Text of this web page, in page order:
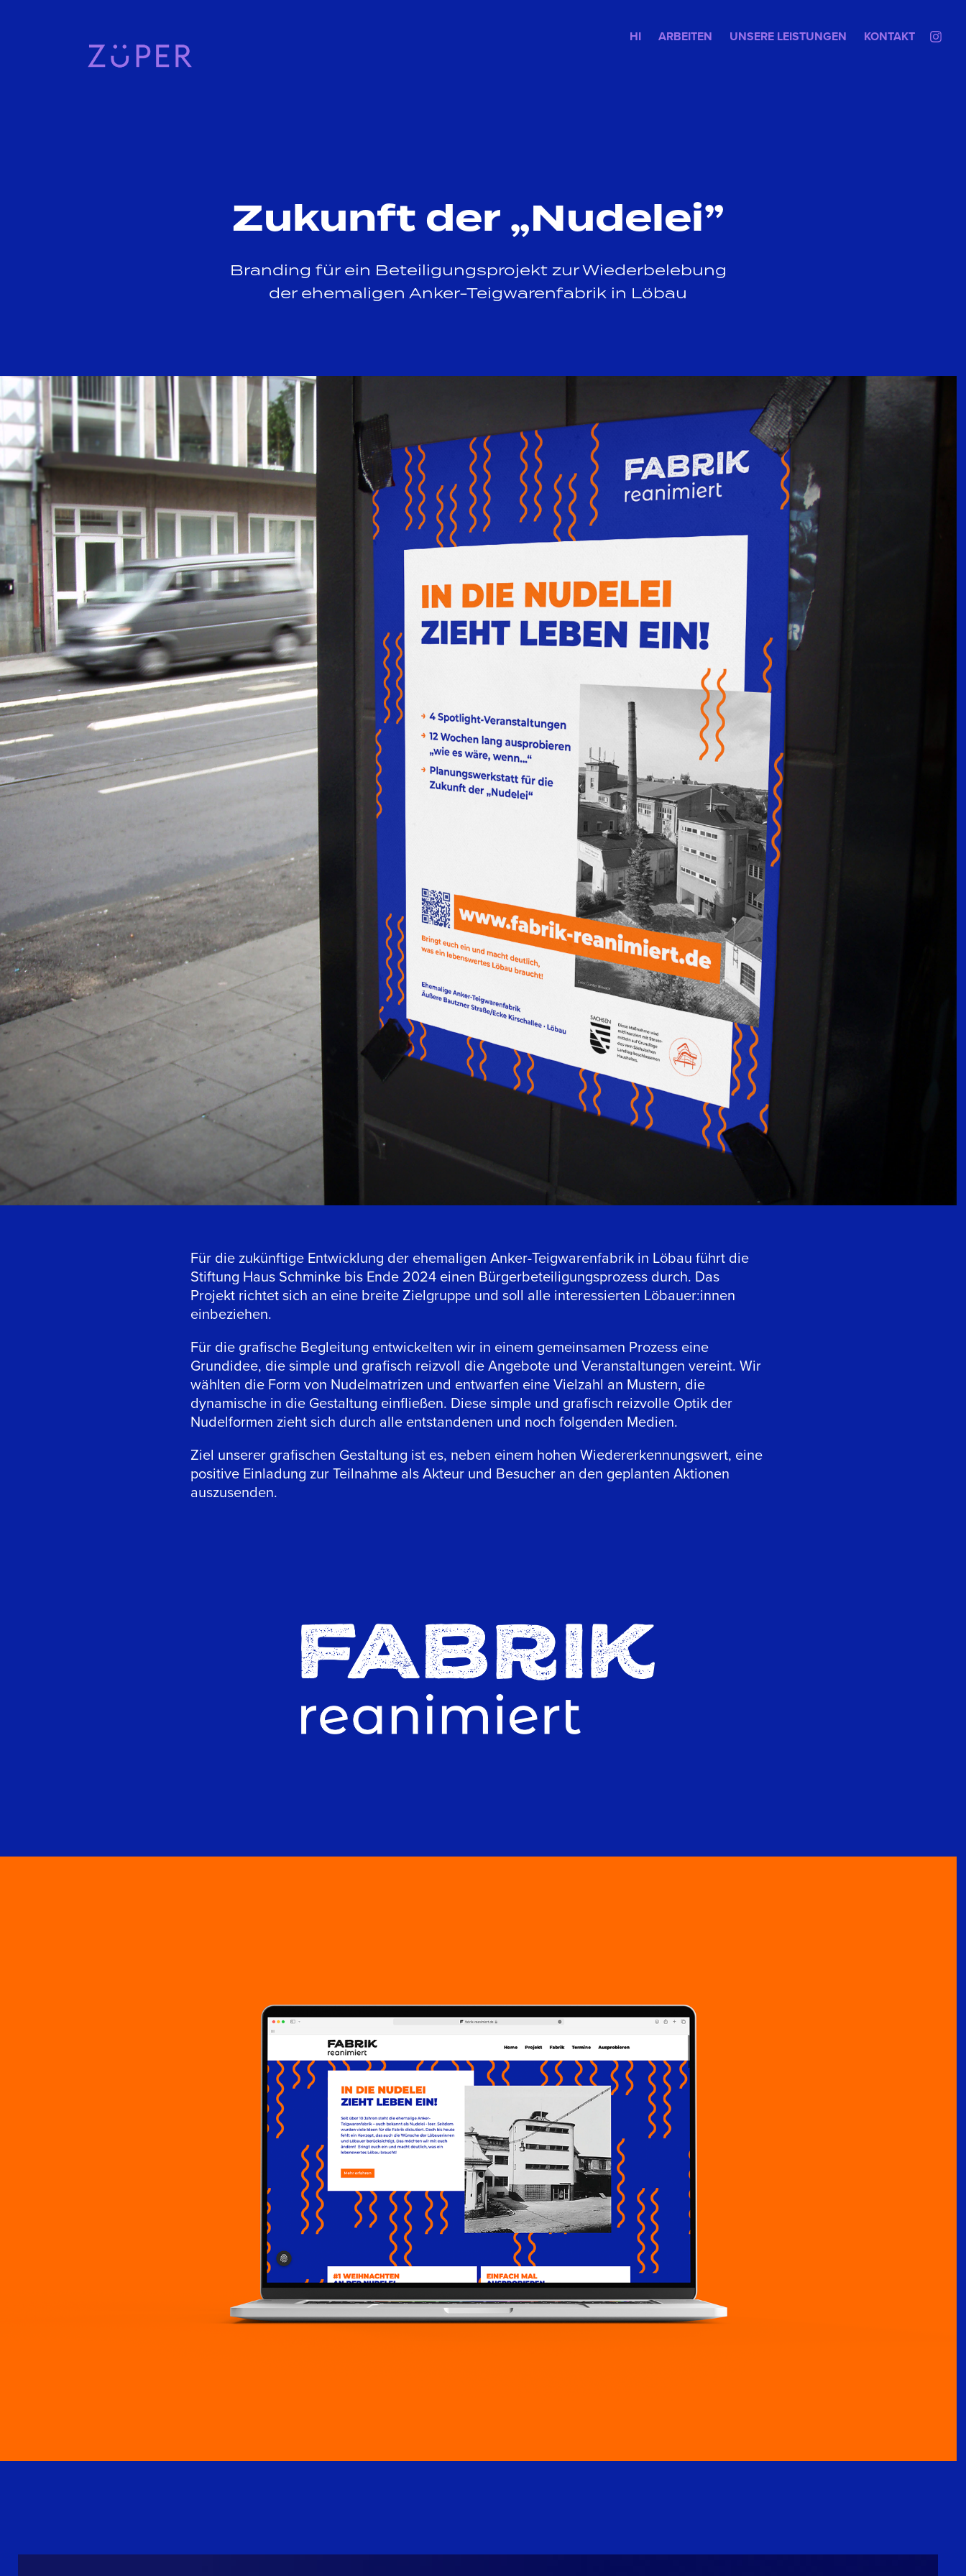
HI ARBEITEN UNSERE LEISTUNGEN KONTAKT
Zukunft der „Nudelei”
Branding für ein Beteiligungsprojekt zur Wiederbelebung
der ehemaligen Anker-Teigwarenfabrik in Löbau
Für die zukünftige Entwicklung der ehemaligen Anker-Teigwarenfabrik in Löbau führt die
Stiftung Haus Schminke bis Ende 2024 einen Bürgerbeteiligungsprozess durch. Das
Projekt richtet sich an eine breite Zielgruppe und soll alle interessierten Löbauer:innen
einbeziehen.
Für die grafische Begleitung entwickelten wir in einem gemeinsamen Prozess eine
Grundidee, die simple und grafisch reizvoll die Angebote und Veranstaltungen vereint. Wir
wählten die Form von Nudelmatrizen und entwarfen eine Vielzahl an Mustern, die
dynamische in die Gestaltung einfließen. Diese simple und grafisch reizvolle Optik der
Nudelformen zieht sich durch alle entstandenen und noch folgenden Medien.
Ziel unserer grafischen Gestaltung ist es, neben einem hohen Wiedererkennungswert, eine
positive Einladung zur Teilnahme als Akteur und Besucher an den geplanten Aktionen
auszusenden.